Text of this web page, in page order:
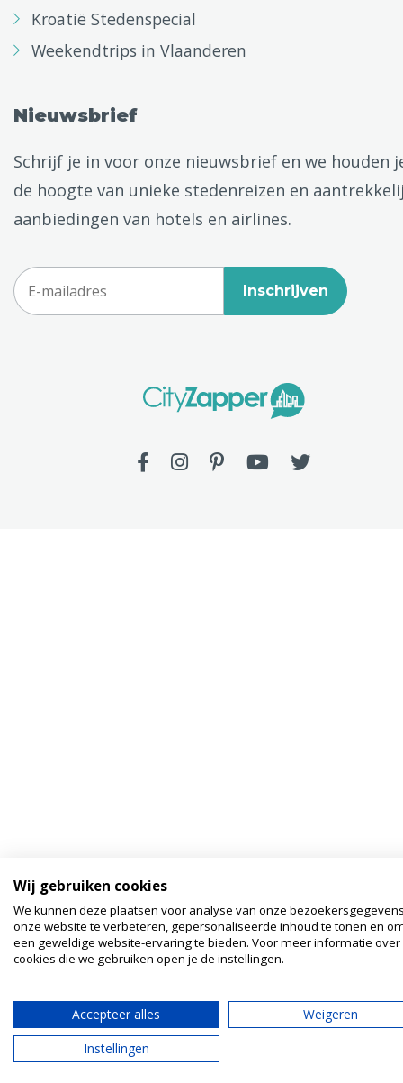
Kroatië Stedenspecial
Weekendtrips in Vlaanderen
Nieuwsbrief
Schrijf je in voor onze nieuwsbrief en we houden
de hoogte van unieke stedenreizen en
aanbiedingen van hotels en airlines.
Inschrijven
Wij gebruiken cookies
We kunnen deze plaatsen voor analyse van onze
onze website te verbeteren, gepersonaliseerde inhoud te tonen en
een geweldige website-ervaring te bieden. Voor meer informatie over
cookies die we gebruiken open je de instellingen.
Accepteer alles
Weigeren
Instellingen